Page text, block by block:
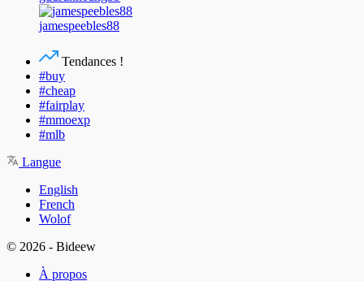
jamespeebles88
Tendances !
#buy
#cheap
#fairplay
#mmoexp
#mlb
Langue
English
French
Wolof
© 2026 - Bideew
À propos